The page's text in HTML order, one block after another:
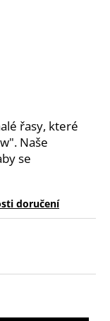
řasy, které
Naše
se
doručení